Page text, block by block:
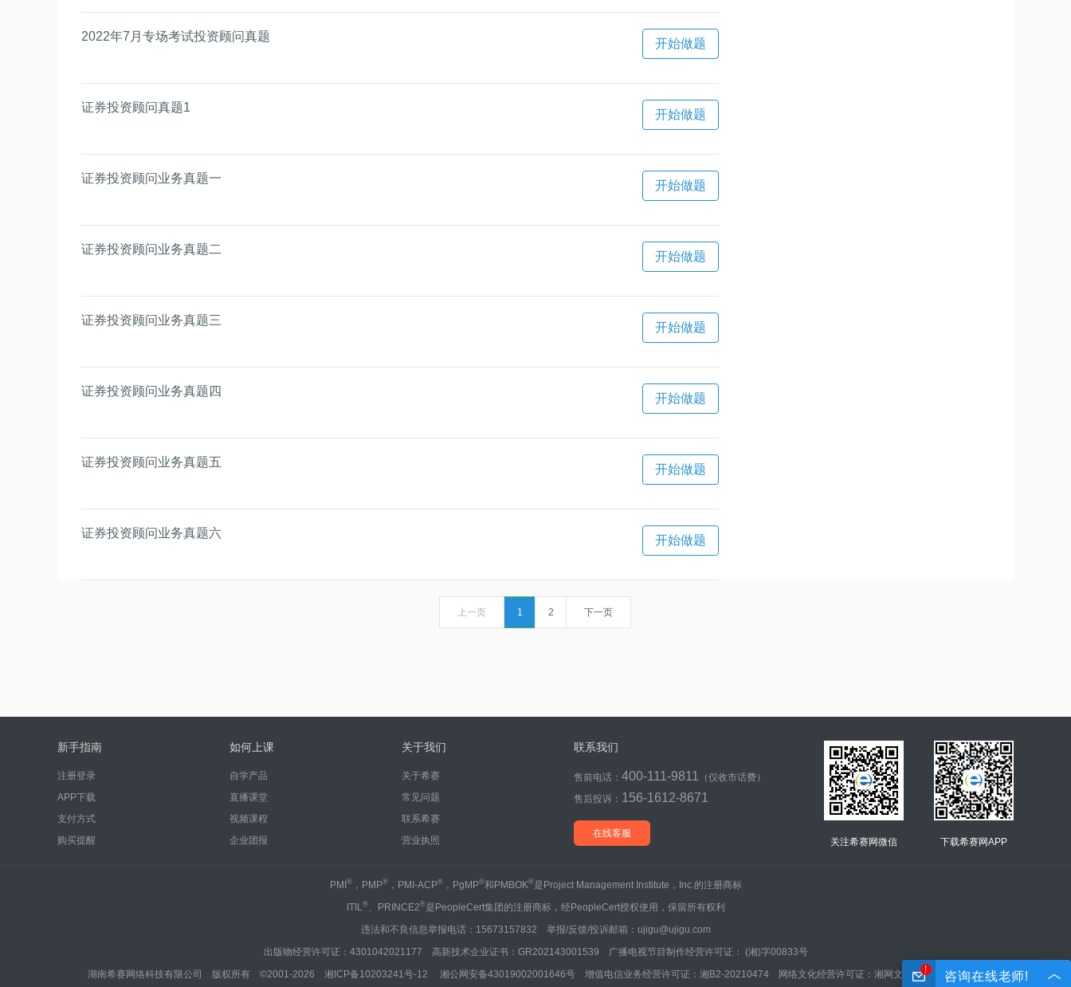
2022年7月专场考试投资顾问真题
开始做题
证券投资顾问真题1
开始做题
证券投资顾问业务真题一
开始做题
证券投资顾问业务真题二
开始做题
证券投资顾问业务真题三
开始做题
证券投资顾问业务真题四
开始做题
证券投资顾问业务真题五
开始做题
证券投资顾问业务真题六
开始做题
上一页 1 2 下一页
新手指南
注册登录
APP下载
支付方式
购买提醒
如何上课
自学产品
直播课堂
视频课程
企业团报
关于我们
关于希赛
常见问题
联系希赛
营业执照
联系我们
售前电话： 400-111-9811
（仅收市话费）
售后投诉： 156-1612-8671
在线客服
关注希赛网微信 下载希赛网APP
PMI®，PMP®，PMI-ACP®，PgMP®和PMBOK®是Project Management Institute，Inc.的注册商标
ITIL®、PRINCE2®是PeopleCert集团的注册商标，经PeopleCert授权使用，保留所有权利
违法和不良信息举报电话：15673157832 举报/反馈/投诉邮箱：ujigu@ujigu.com
出版物经营许可证：4301042021177 高新技术企业证书：GR202143001539 广播电视节目制作经营许可证： (湘)字00833号
湖南希赛网络科技有限公司 版权所有 ©2001-2026 湘ICP备10203241号-12 湘公网安备43019002001646号 增值电信业务经营许可证：湘B2-20210474 网络文化经营许可证：湘网文(2022)0042-005号
! 咨询在线老师!